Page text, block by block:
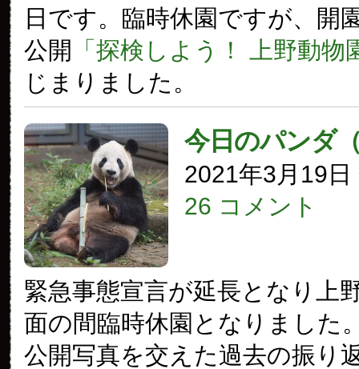
日です。臨時休園ですが、開
公開
「探検しよう！ 上野動物
じまりました。
今日のパンダ
2021年3月19日
26 コメント
緊急事態宣言が延長となり上
面の間臨時休園となりました
公開写真を交えた過去の振り